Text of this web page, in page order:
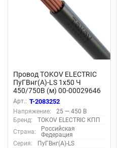
Провод TOKOV ELECTRIC
ПуГВнг(А)-LS 1х50 Ч
450/750В (м) 00-00029646
Арт.: T-2083252
Напряжение:
25 — 450 В
Бренд:
TOKOV ELECTRIC КПП
Страна:
Российская
Федерация
Серия:
ПуГВнг(А)-LS